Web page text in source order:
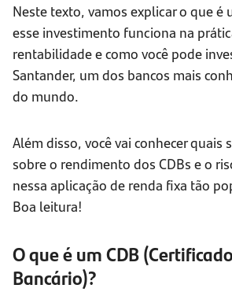
Neste texto, vamos explicar o que é
esse investimento funciona na
rentabilidade e como você pode
Santander, um dos bancos mais
do mundo.
Além disso, você vai conhecer quais
sobre o rendimento dos CDBs e o
nessa aplicação de renda fixa tão
Boa leitura!
O que é um CDB
Bancário)?